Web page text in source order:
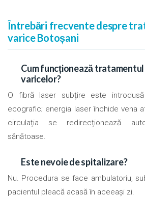
Întrebări frecvente despre
varice Botoșani
Cum funcționează tratamentul
varicelor?
O fibră laser subțire este
ecografic; energia laser închide vena
circulația se redirecționează
sănătoase.
Este nevoie de spitalizare?
Nu. Procedura se face ambulatoriu,
pacientul pleacă acasă în aceeași zi.